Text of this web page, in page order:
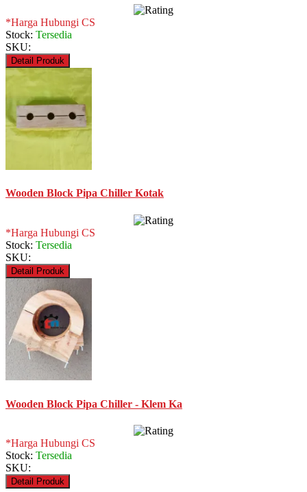
*Harga Hubungi CS
Stock: Tersedia
SKU:
Detail Produk
Wooden Block Pipa Chiller Kotak
*Harga Hubungi CS
Stock: Tersedia
SKU:
Detail Produk
Wooden Block Pipa Chiller - Klem Ka
*Harga Hubungi CS
Stock: Tersedia
SKU:
Detail Produk